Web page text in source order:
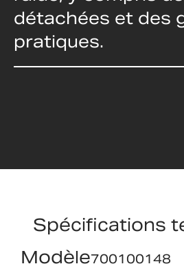
détachées et des
pratiques.
Spécifications
Modèle700100148